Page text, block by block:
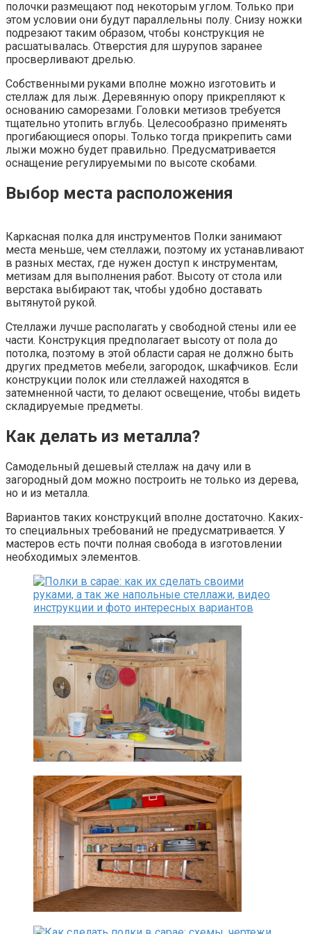
полочки размещают под некоторым углом. Только при
этом условии они будут параллельны полу. Снизу ножки
подрезают таким образом, чтобы конструкция не
расшатывалась. Отверстия для шурупов заранее
просверливают дрелью.
Собственными руками вполне можно изготовить и
стеллаж для лыж. Деревянную опору прикрепляют к
основанию саморезами. Головки метизов требуется
тщательно утопить вглубь. Целесообразно применять
прогибающиеся опоры. Только тогда прикрепить сами
лыжи можно будет правильно. Предусматривается
оснащение регулируемыми по высоте скобами.
Выбор места расположения
Каркасная полка для инструментов Полки занимают
места меньше, чем стеллажи, поэтому их устанавливают
в разных местах, где нужен доступ к инструментам,
метизам для выполнения работ. Высоту от стола или
верстака выбирают так, чтобы удобно доставать
вытянутой рукой.
Стеллажи лучше располагать у свободной стены или ее
части. Конструкция предполагает высоту от пола до
потолка, поэтому в этой области сарая не должно быть
других предметов мебели, загородок, шкафчиков. Если
конструкции полок или стеллажей находятся в
затемненной части, то делают освещение, чтобы видеть
складируемые предметы.
Как делать из металла?
Самодельный дешевый стеллаж на дачу или в
загородный дом можно построить не только из дерева,
но и из металла.
Вариантов таких конструкций вполне достаточно. Каких-
то специальных требований не предусматривается. У
мастеров есть почти полная свобода в изготовлении
необходимых элементов.